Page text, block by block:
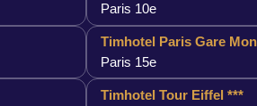
Paris 10e
Timhotel Paris Gare
Paris 15e
Timhotel Tour Eiffel ***